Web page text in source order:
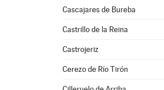
Cascajares de Bureba
Castrillo de la Reina
Castrojeriz
Cerezo de Río Tirón